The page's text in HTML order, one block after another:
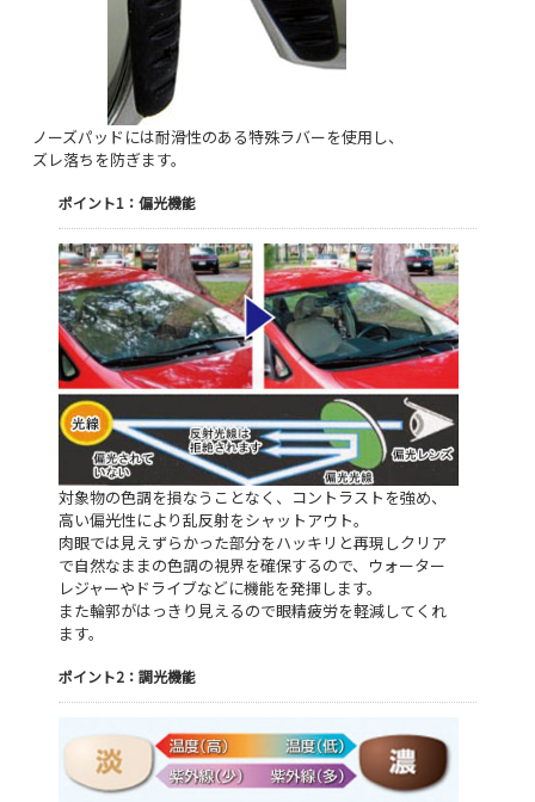
ノーズパッドには耐滑性のある特殊ラバーを使用し、
ズレ落ちを防ぎます。
ポイント1：偏光機能
対象物の色調を損なうことなく、コントラストを強め、
高い偏光性により乱反射をシャットアウト。
肉眼では見えずらかった部分をハッキリと再現しクリア
で自然なままの色調の視界を確保するので、ウォーター
レジャーやドライブなどに機能を発揮します。
また輪郭がはっきり見えるので眼精疲労を軽減してくれ
ます。
ポイント2：調光機能